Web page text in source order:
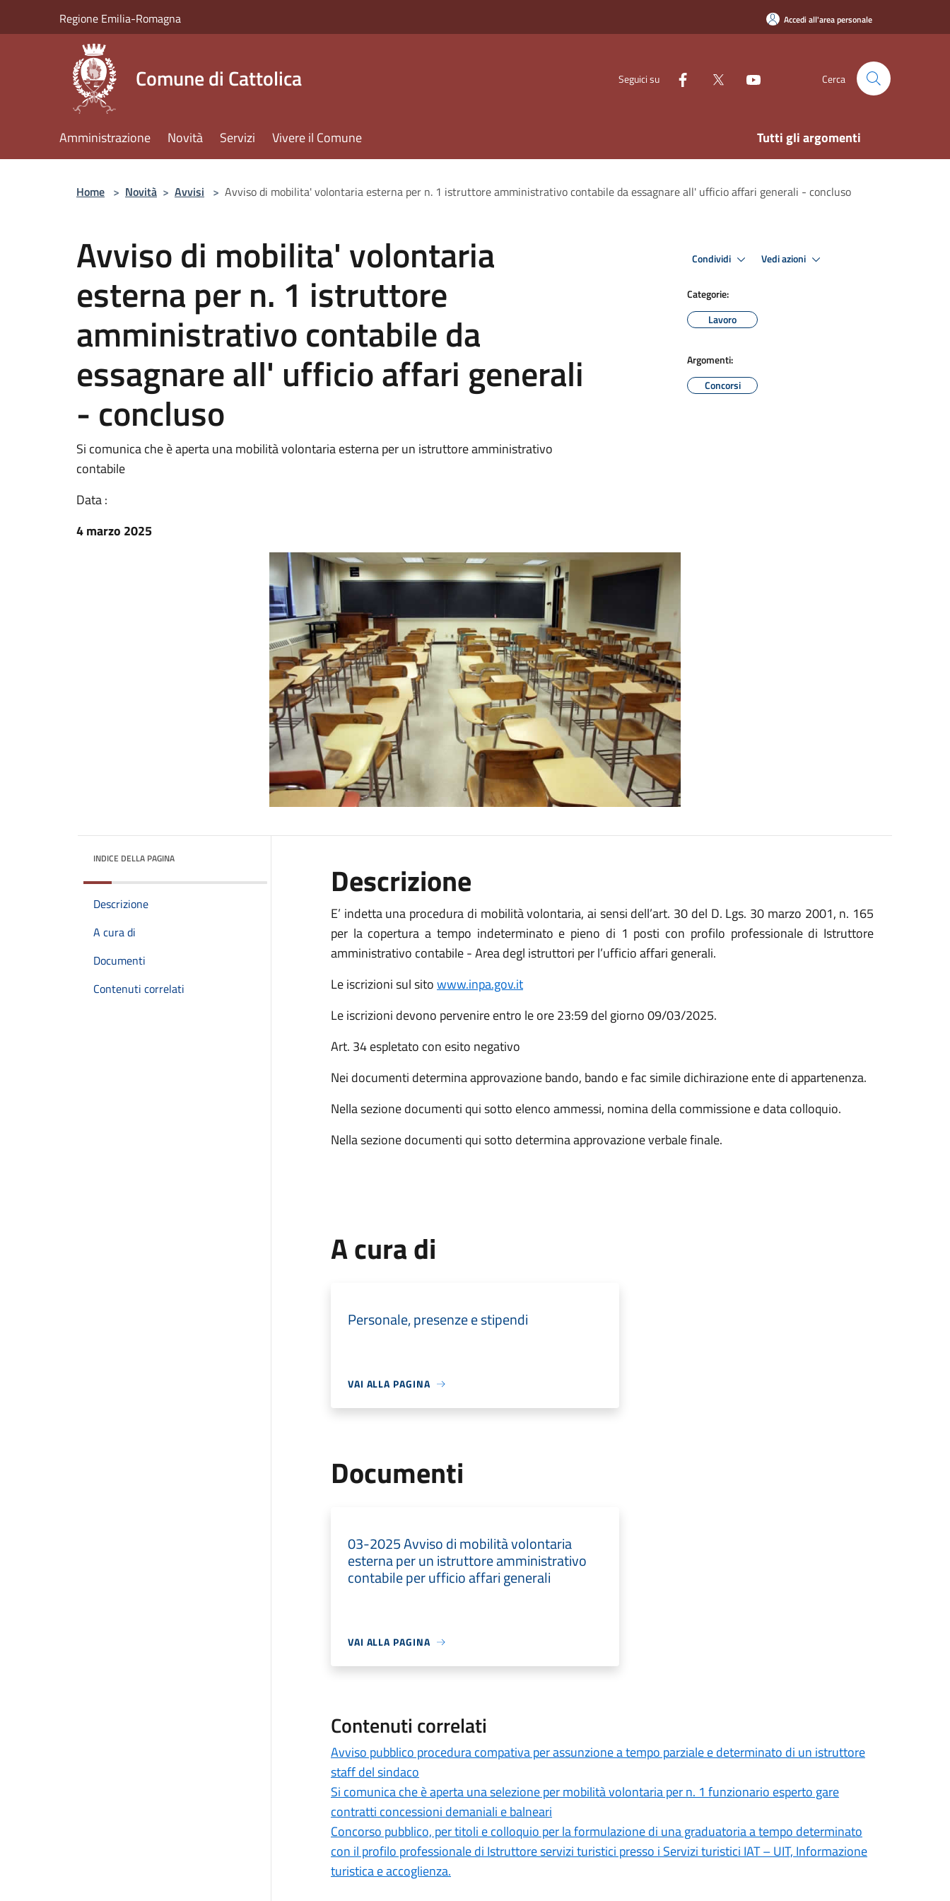
Regione Emilia-Romagna Accedi all'area personale
Comune di Cattolica Seguici su Cerca
Amministrazione Novità Servizi Vivere il Comune Tutti gli argomenti
Home > Novità > Avvisi > Avviso di mobilita' volontaria esterna per n. 1 istruttore amministrativo contabile da essagnare all' ufficio affari generali - concluso
Avviso di mobilita' volontaria
esterna per n. 1 istruttore
amministrativo contabile da
essagnare all' ufficio affari generali
- concluso
Si comunica che è aperta una mobilità volontaria esterna per un istruttore amministrativo
contabile
Data :
4 marzo 2025
Condividi Vedi azioni
Categorie:
Lavoro
Argomenti:
Concorsi
INDICE DELLA PAGINA
Descrizione
A cura di
Documenti
Contenuti correlati
Descrizione
E’ indetta una procedura di mobilità volontaria, ai sensi dell’art. 30 del D. Lgs. 30 marzo 2001, n. 165
per la copertura a tempo indeterminato e pieno di 1 posti con profilo professionale di Istruttore
amministrativo contabile - Area degl istruttori per l’ufficio affari generali.
Le iscrizioni sul sitowww.inpa.gov.it
Le iscrizioni devono pervenire entro le ore 23:59 del giorno 09/03/2025.
Art. 34 espletato con esito negativo
Nei documenti determina approvazione bando, bando e fac simile dichirazione ente di appartenenza.
Nella sezione documenti qui sotto elenco ammessi, nomina della commissione e data colloquio.
Nella sezione documenti qui sotto determina approvazione verbale finale.
A cura di
Personale, presenze e stipendi
VAI ALLA PAGINA
Documenti
03-2025 Avviso di mobilità volontaria
esterna per un istruttore amministrativo
contabile per ufficio affari generali
VAI ALLA PAGINA
Contenuti correlati
Avviso pubblico procedura compativa per assunzione a tempo parziale e determinato di un istruttore
staff del sindaco
Si comunica che è aperta una selezione per mobilità volontaria per n. 1 funzionario esperto gare
contratti concessioni demaniali e balneari
Concorso pubblico, per titoli e colloquio per la formulazione di una graduatoria a tempo determinato
con il profilo professionale di Istruttore servizi turistici presso i Servizi turistici IAT – UIT, Informazione
turistica e accoglienza.